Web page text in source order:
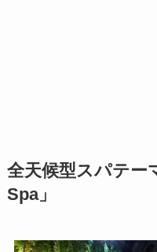
全天候型スパテー
Spa」